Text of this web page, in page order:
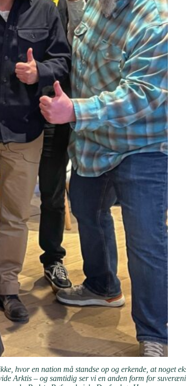
hvor en nation må standse op og erkende, at noget
Arktis – og samtidig ser vi en anden form for